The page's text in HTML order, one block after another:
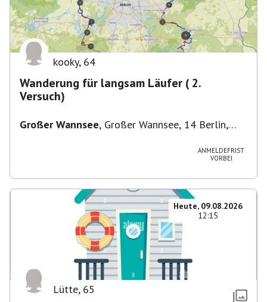
kooky, 64
Wanderung für langsam Läufer ( 2.
Versuch)
Großer Wannsee, Großer Wannsee, 14 Berlin,
ANMELDEFRIST
VORBEI
Heute, 09.08.2026
12:15
Lütte, 65